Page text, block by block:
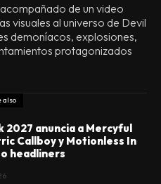
de un video
visuales al universo de Devil
demoníacos, explosiones,
protagonizados
also
2027 anuncia a Mercyful
Callboy y Motionless In
headliners